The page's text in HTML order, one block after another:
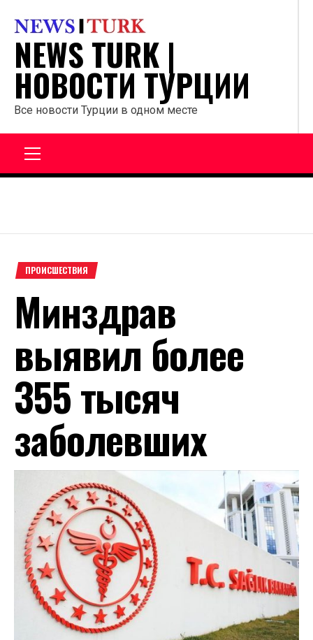
содержанию
NEWS TURK |
НОВОСТИ ТУРЦИИ
Все новости Турции в одном месте
ПРОИСШЕСТВИЯ
Минздрав
выявил более
355 тысяч
заболевших